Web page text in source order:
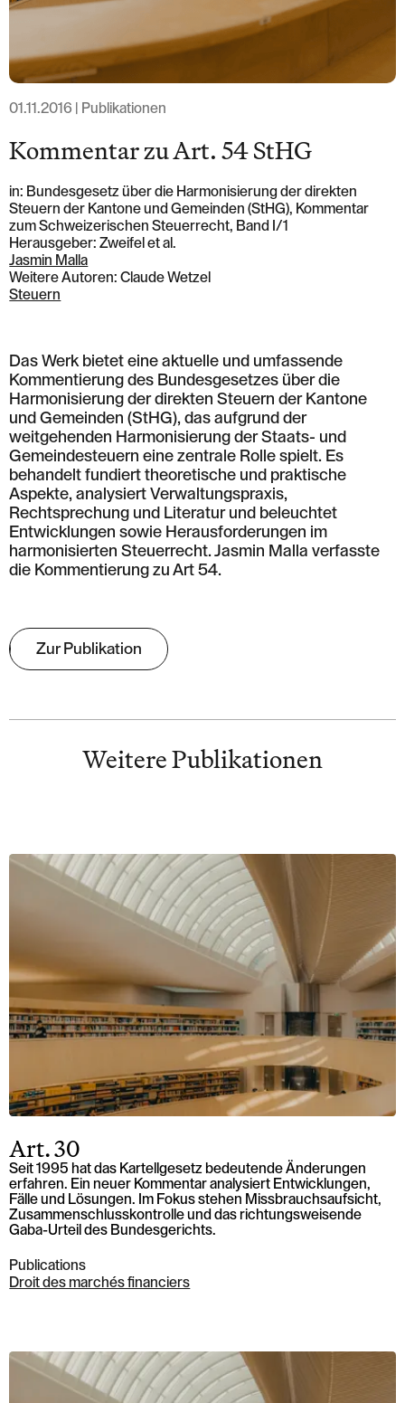
PROTECTION DES DONNÉES LINKEDIN
01.11.2016 | Publikationen
Kommentar zu Art. 54 StHG
in: Bundesgesetz über die Harmonisierung der direkten
Steuern der Kantone und Gemeinden (StHG), Kommentar
zum Schweizerischen Steuerrecht, Band I/1
Herausgeber: Zweifel et al.
Jasmin Malla
Weitere Autoren: Claude Wetzel
Steuern
Das Werk bietet eine aktuelle und umfassende
Kommentierung des Bundesgesetzes über die
Harmonisierung der direkten Steuern der Kantone
und Gemeinden (StHG), das aufgrund der
weitgehenden Harmonisierung der Staats- und
Gemeindesteuern eine zentrale Rolle spielt. Es
behandelt fundiert theoretische und praktische
Aspekte, analysiert Verwaltungspraxis,
Rechtsprechung und Literatur und beleuchtet
Entwicklungen sowie Herausforderungen im
harmonisierten Steuerrecht. Jasmin Malla verfasste
die Kommentierung zu Art 54.
Zur Publikation
Weitere Publikationen
Art. 30
Seit 1995 hat das Kartellgesetz bedeutende Änderungen
erfahren. Ein neuer Kommentar analysiert Entwicklungen,
Fälle und Lösungen. Im Fokus stehen Missbrauchsaufsicht,
Zusammenschlusskontrolle und das richtungsweisende
Gaba-Urteil des Bundesgerichts.
Publications
Droit des marchés financiers